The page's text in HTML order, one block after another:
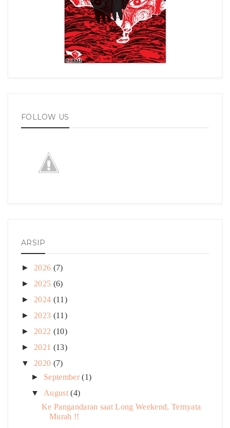
FOLLOW US
ARSIP
► 2026 (7)
► 2025 (6)
► 2024 (11)
► 2023 (11)
► 2022 (10)
► 2021 (13)
▼ 2020 (7)
► September(1)
▼ August(4)
Ke Pangandaran saat Long Weekend, Ternyata
Murah !!